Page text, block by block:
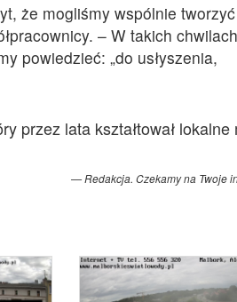
że mogliśmy wspólnie
– W takich chwilach
powiedzieć: „do usłyszenia,
przez lata kształtował lokalne
Redakcja. Czekamy na Twoje